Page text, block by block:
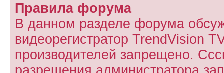
Правила форума
В данном разделе форума
видеорегистратор TrendVision
производителей запрещено.